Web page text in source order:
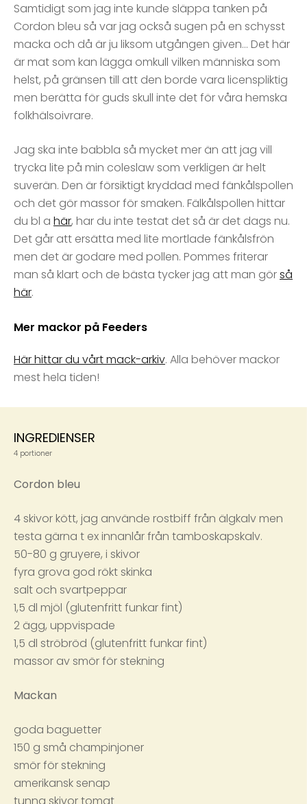
Samtidigt som jag inte kunde släppa tanken på
Cordon bleu så var jag också sugen på en schysst
macka och då är ju liksom utgången given… Det här
är mat som kan lägga omkull vilken människa som
helst, på gränsen till att den borde vara licenspliktig
men berätta för guds skull inte det för våra hemska
folkhälsoivrare.
Jag ska inte babbla så mycket mer än att jag vill
trycka lite på min coleslaw som verkligen är helt
suverän. Den är försiktigt kryddad med fänkålspollen
och det gör massor för smaken. Fälkålspollen hittar
du bl a här, har du inte testat det så är det dags nu.
Det går att ersätta med lite mortlade fänkålsfrön
men det är godare med pollen. Pommes friterar
man så klart och de bästa tycker jag att man görså
här.
Mer mackor på Feeders
Här hittar du vårt mack-arkiv. Alla behöver mackor
mest hela tiden!
INGREDIENSER
4 portioner
Cordon bleu
4 skivor kött, jag använde rostbiff från älgkalv men
testa gärna t ex innanlår från tamboskapskalv.
50-80 g gruyere, i skivor
fyra grova god rökt skinka
salt och svartpeppar
1,5 dl mjöl (glutenfritt funkar fint)
2 ägg, uppvispade
1,5 dl ströbröd (glutenfritt funkar fint)
massor av smör för stekning
Mackan
goda baguetter
150 g små champinjoner
smör för stekning
amerikansk senap